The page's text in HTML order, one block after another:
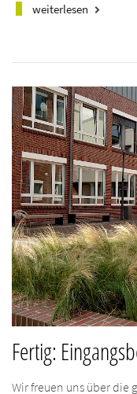
weiterlesen keyboard_arrow_right
Fertig:
Wir freuen uns über die